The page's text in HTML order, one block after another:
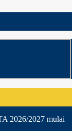
2026/2027 mulai